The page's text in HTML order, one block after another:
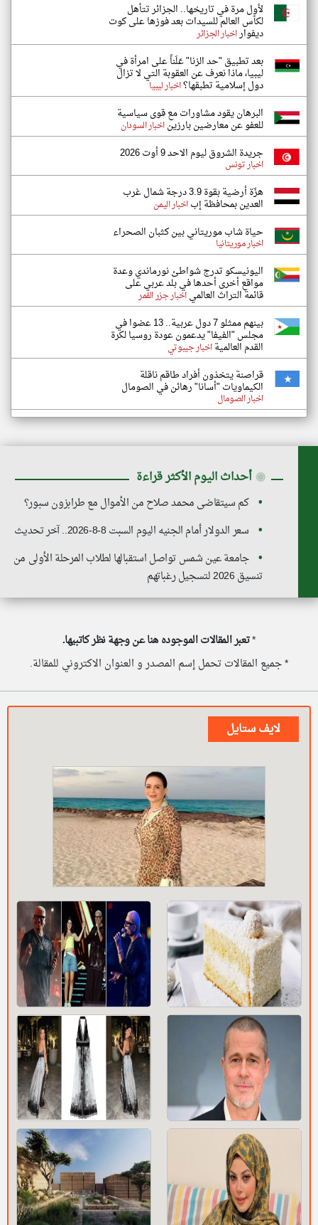
لأول مرة في تاريخها.. الجزائر تتأهل
لكأس العالم للسيدات بعد فوزها على كوت
ديفواراخبار الجزائر
بعد تطبيق "حد الزنا" عَلَناً على امرأة في
ليبيا، ماذا نعرف عن العقوبة التي لا تزال
دول إسلامية تطبقها؟اخبار ليبيا
البرهان يقود مشاورات مع قوى سياسية
للعفو عن معارضين بارزيناخبار السودان
جريدة الشروق ليوم الاحد 9 أوت 2026
اخبار تونس
هزّة أرضية بقوة 3.9 درجة شمال غرب
العدين بمحافظة إباخبار اليمن
حياة شاب موريتاني بين كثبان الصحراء
اخبار موريتانيا
اليونيسكو تدرج شواطئ نورماندي وعدة
مواقع أخرى أحدها في بلد عربي على
قائمة التراث العالمياخبار جزر القمر
بينهم ممثلو 7 دول عربية.. 13 عضوا في
مجلس "الفيفا" يدعمون عودة روسيا لكرة
القدم العالميةاخبار جيبوتي
قراصنة يتخذون أفراد طاقم ناقلة
الكيماويات "أسانا" رهائن في الصومال
اخبار الصومال
◉ أحداث اليوم الأكثر قراءة
كم سيتقاضى محمد صلاح من الأموال مع طرابزون سبور؟
سعر الدولار أمام الجنيه اليوم السبت 8-8-2026.. آخر تحديث
جامعة عين شمس تواصل استقبالها لطلاب المرحلة الأولى من
تنسيق 2026 لتسجيل رغباتهم
*تعبر المقالات الموجوده هنا عن وجهة نظر كاتبيها.
* جميع المقالات تحمل إسم المصدر و العنوان الاكتروني للمقالة.
لايف ستايل